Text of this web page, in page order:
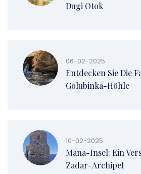
Dugi Otok
06-02-2025
Entdecken Sie Die
Golubinka-Höhle
10-02-2025
Mana-Insel: Ein
Zadar-Archipel